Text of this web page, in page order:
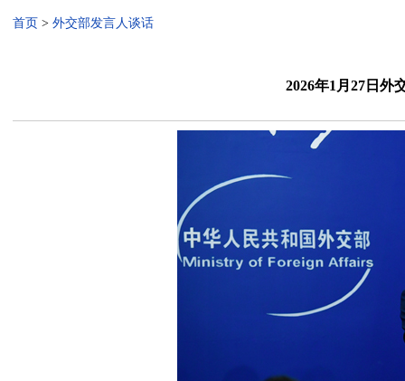
首页 > 外交部发言人谈话
2026年1月27日外